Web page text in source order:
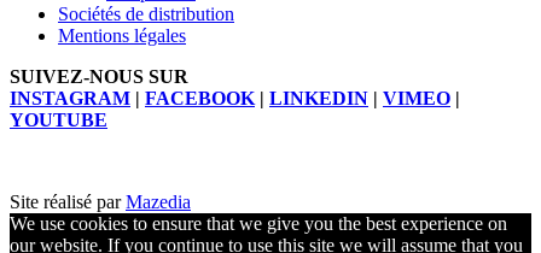
Sociétés de distribution
Mentions légales
SUIVEZ-NOUS SUR
INSTAGRAM | FACEBOOK| LINKEDIN | VIMEO |
YOUTUBE
Site réalisé parMazedia
We use cookies to ensure that we give you the best experience on
our website. If you continue to use this site we will assume that you